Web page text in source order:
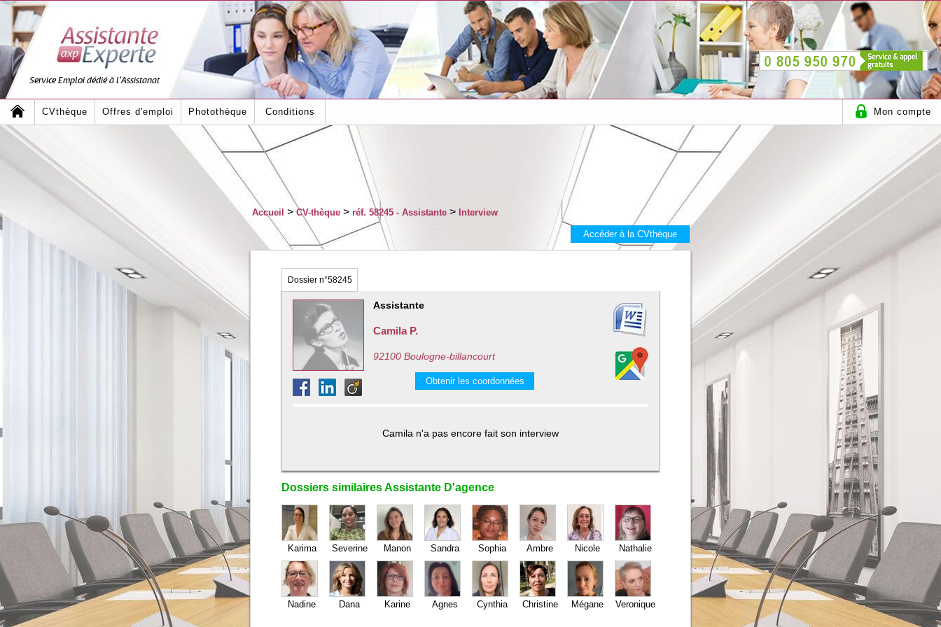
Service Emploi dédié à l'Assistanat
CVthèque Offres d'emploi Photothèque Conditions Mon compte
Accueil > CV-thèque > réf. 58245 - Assistante > Interview
Accéder à la CVthèque
Dossier n°58245
Assistante
Camila P.
92100 Boulogne-billancourt
Obtenir les coordonnées
Camila n'a pas encore fait son interview
Dossiers similaires Assistante D'agence
Karima Severine Manon Sandra Sophia Ambre Nicole Nathalie
Nadine Dana Karine Agnes Cynthia Christine Mégane Veronique